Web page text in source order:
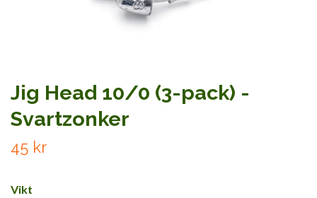
Jig Head 10/0 (3-pack) -
Svartzonker
45 kr
Vikt